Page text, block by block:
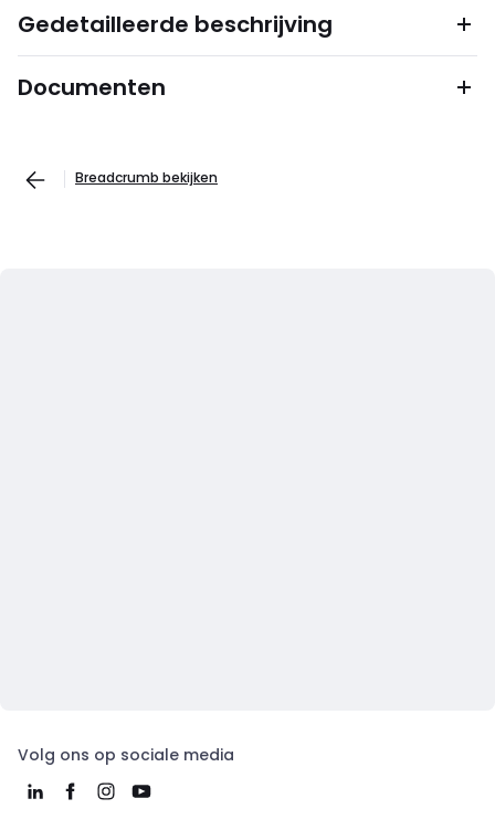
Gedetailleerde beschrijving
Documenten
Breadcrumb bekijken
Volg ons op sociale media